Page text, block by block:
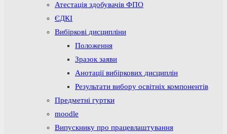
Атестація здобувачів ФПО
ЄДКІ
Вибіркові дисципліни
Положення
Зразок заяви
Анотації вибіркових дисциплін
Результати вибору освітніх компонентів
Предметні гуртки
moodle
Випускнику про працевлаштування